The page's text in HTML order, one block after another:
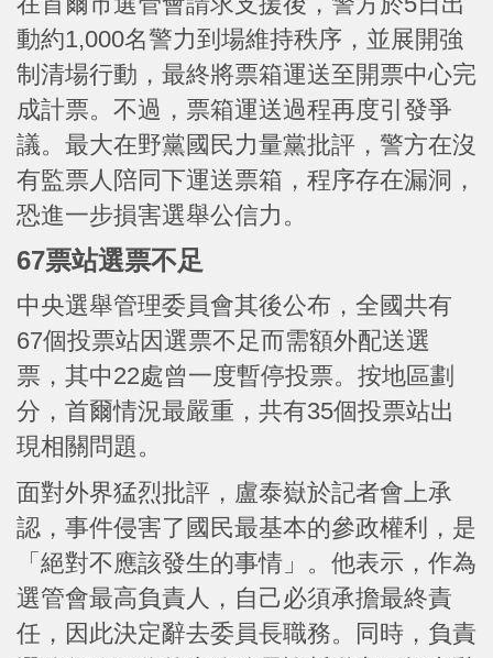
動約1,000名警力到場維持秩序，並展開強
制清場行動，最終將票箱運送至開票中心完
成計票。不過，票箱運送過程再度引發爭
議。最大在野黨國民力量黨批評，警方在沒
有監票人陪同下運送票箱，程序存在漏洞，
恐進一步損害選舉公信力。
67票站選票不足
中央選舉管理委員會其後公布，全國共有
67個投票站因選票不足而需額外配送選
票，其中22處曾一度暫停投票。按地區劃
分，首爾情況最嚴重，共有35個投票站出
現相關問題。
面對外界猛烈批評，盧泰嶽於記者會上承
認，事件侵害了國民最基本的參政權利，是
「絕對不應該發生的事情」。他表示，作為
選管會最高負責人，自己必須承擔最終責
任，因此決定辭去委員長職務。同時，負責